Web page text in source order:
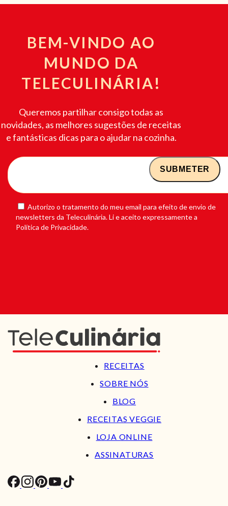
BEM-VINDO AO
MUNDO DA
TELECULINÁRIA!
Queremos partilhar consigo todas as
novidades, as melhores sugestões de receitas
e fantásticas dicas para o ajudar na cozinha.
Autorizo o tratamento do meu email para efeito de envio de
newsletters da Teleculinária. Li e aceito expressamente a
Política de Privacidade.
RECEITAS
SOBRE NÓS
BLOG
RECEITAS VEGGIE
LOJA ONLINE
ASSINATURAS